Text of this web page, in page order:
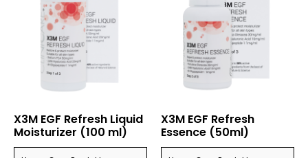
X3M EGF Refresh Liquid
Moisturizer (100 ml)
X3M EGF Refresh
Essence (50ml)